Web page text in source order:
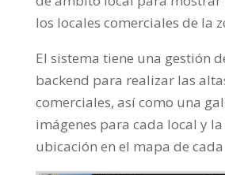
los locales comerciales de la
El sistema tiene una gestión
backend para realizar las
comerciales, así como una
imágenes para cada local y
ubicación en el mapa de